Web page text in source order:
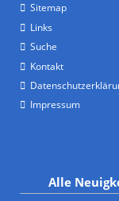
Sitemap
Links
Suche
Kontakt
Impressum
Alle